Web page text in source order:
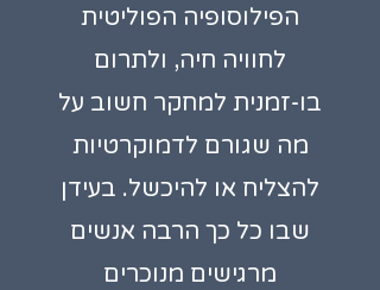
הפילוסופיה הפוליטית
לחוויה חיה, ולתרום
בו-זמנית למחקר חשוב על
מה שגורם לדמוקרטיות
להצליח או להיכשל. בעידן
שבו כל כך הרבה אנשים
מרגישים מנוכרים